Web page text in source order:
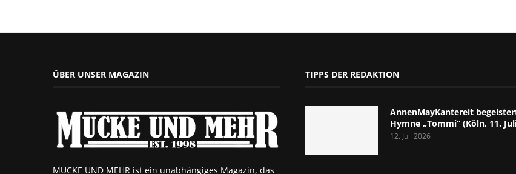
ÜBER UNSER MAGAZIN
MUCKE UND MEHR ist ein unabhängiges Magazin, das
TIPPS DER REDAKTION
AnnenMayKantereit
Hymne „Tommi“ (Köln, 11.
12. Juli 2026